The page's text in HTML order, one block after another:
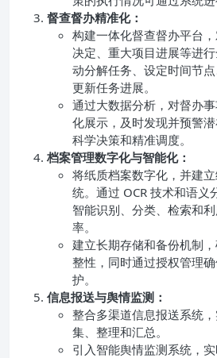
督查督办精准化：
构建一体化督查督办平台
决定、重大项目进展等进
动分解任务、设定时间节
更新任务进展。
通过大数据分析，对督办
化展示，及时发现并预警
科学决策和精准调度。
档案管理数字化与智能化：
将纸质档案数字化，并建
统。通过 OCR 技术和语义
智能识别、分类、检索和
率。
建立长期存储和备份机制
整性，同时通过授权管理
护。
信息报送与舆情监测：
整合多渠道信息报送系统
集、整理和汇总。
引入智能舆情监测系统，